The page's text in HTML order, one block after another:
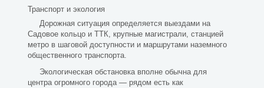
Транспорт и экология
Дорожная ситуация определяется выездами на
Садовое кольцо и ТТК, крупные магистрали, станцией
метро в шаговой доступности и маршрутами наземного
общественного транспорта.
Экологическая обстановка вполне обычна для
центра огромного города — рядом есть как